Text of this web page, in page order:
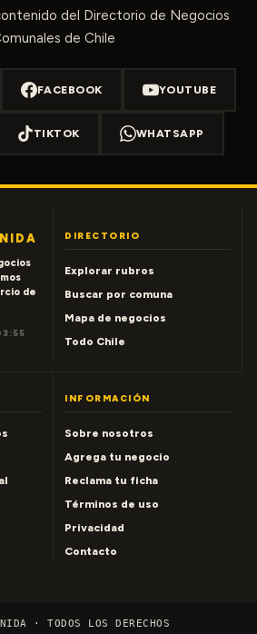
del Directorio de Negocios
de Chile
FACEBOOK YOUTUBE
TIKTOK WHATSAPP
de
DIRECTORIO
Explorar rubros
Buscar por comuna
Mapa de negocios
Todo Chile
INFORMACIÓN
Sobre nosotros
Agrega tu negocio
Reclama tu ficha
Términos de uso
Privacidad
Contacto
· TODOS LOS DERECHOS